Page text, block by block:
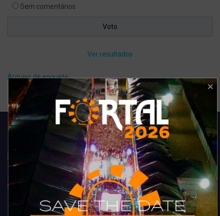
Sem comentários
Ver resultados
Arquivo de enquete
Acompanhe todas as novidades do entretenimento na região de
Fortaleza. Dicas, promoções, coberturas exclusivas e muito mais.